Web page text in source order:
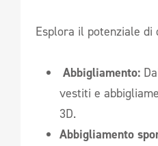
Esplora il potenziale di
Abbigliamento:
vestiti e
3D.
Abbigliamento